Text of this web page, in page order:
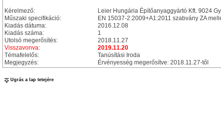
Kérelmező:
Leier Hungária Építőanyaggyártó Kft. 9024
Műszaki specifikáció:
EN 15037-2:2009+A1:2011 szabvány ZA
Kiadás dátuma:
2016.12.08
Kiadás száma:
1
Utolsó megerősítés:
2018.11.27
Visszavonva:
2019.11.20
Témafelelős:
Tanúsítási Iroda
Megjegyzés:
Érvényesség megerősítve: 2018.11.27-től
Ugrás a lap tetejére